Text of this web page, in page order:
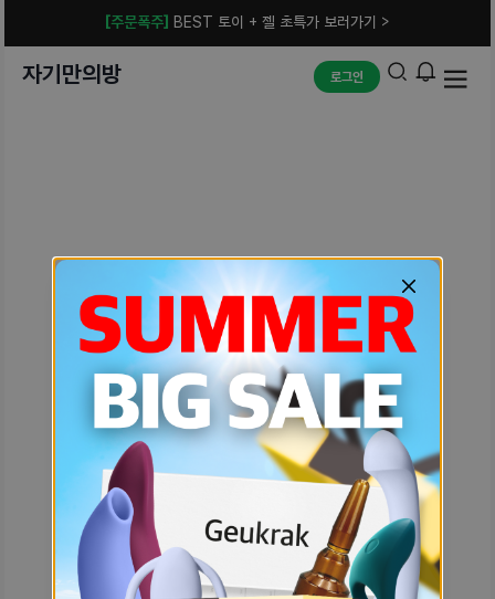
[주문폭주] BEST 토이 + 젤 초특가 보러가기 >
자기만의방 로그인
예상치 못한 에러입니다.